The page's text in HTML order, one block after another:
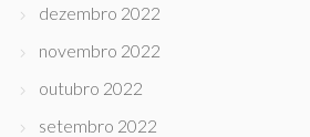
dezembro 2022
novembro 2022
outubro 2022
setembro 2022